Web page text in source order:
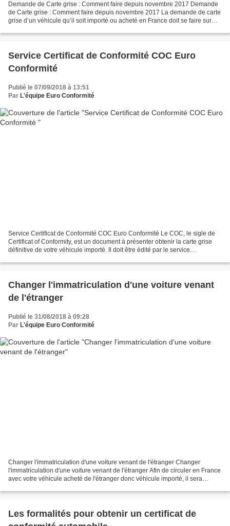
Demande de Carte grise : Comment faire depuis novembre 2017 Demande
de Carte grise : Comment faire depuis novembre 2017 La demande de carte
grise d’un véhicule qu’il soit importé ou acheté en France doit se faire sur
Service Certificat de Conformité COC Euro
Conformité
Publié le 07/09/2018 à 13:51
Par L'équipe Euro Conformité
Service Certificat de Conformité COC Euro Conformité Le COC, le sigle de
Certificat of Conformity, est un document à présenter obtenir la carte grise
définitive de votre véhicule importé. Il doit être édité par le service
Changer l'immatriculation d'une voiture venant
de l'étranger
Publié le 31/08/2018 à 09:28
Par L'équipe Euro Conformité
Changer l'immatriculation d'une voiture venant de l'étranger Changer
l'immatriculation d'une voiture venant de l'étranger Afin de circuler en France
avec votre véhicule acheté de l'étranger donc véhicule importé, il sera
Les formalités pour obtenir un certificat de